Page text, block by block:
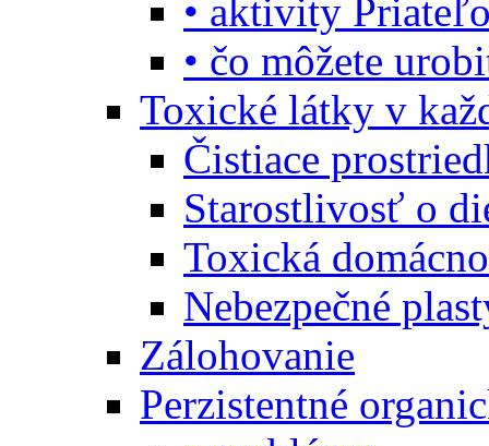
• aktivity
• čo môžete
Toxické látky v
Čistiace
Starostlivosť o
Toxická
Nebezpečné
Zálohovanie
Perzistentné